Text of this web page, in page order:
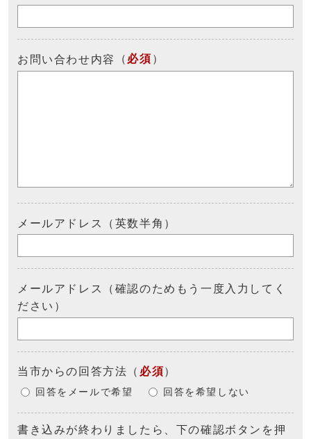
お問い合わせ内容 （ 必須 ）
メールアドレス（英数半角）
メールアドレス（確認のためもう一度入力してく
ださい）
当市からの回答方法 （ 必須）
回答をメールで希望 回答を希望しない
書き込みが終わりましたら、下の確認ボタンを押